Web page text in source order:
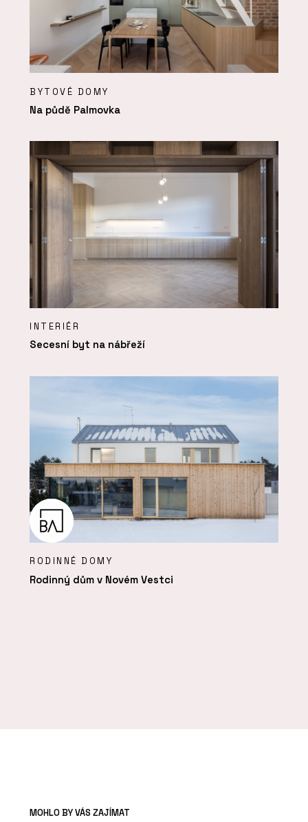
BYTOVÉ DOMY
Na půdě Palmovka
INTERIÉR
Secesní byt na nábřeží
RODINNÉ DOMY
Rodinný dům v Novém Vestci
MOHLO BY VÁS ZAJÍMAT